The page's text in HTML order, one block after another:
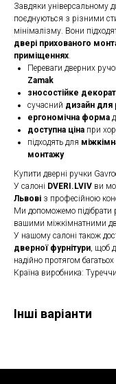
Завдяки універсальному
поєднуються з різними
мінімалізму. Вони
двері прихованого
приміщеннях.
Переваги дверних
Zamak
зносостійке
сучасний дизайн для
ергономічна форма
доступна ціна при
підходять для
монтажу
Купити дверні ручки
У салоні DVERI.LVIV ви
Львові з професійною
Ми допоможемо підібрати
вашими міжкімнатними
У нашому салоні також
дверної фурнітури, щоб
надійно протягом багатьох
Країна виробника:
Інші варіанти